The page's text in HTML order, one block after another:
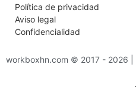
Política de privacidad
Aviso legal
Confidencialidad
workboxhn.com © 2017 - 2026 |